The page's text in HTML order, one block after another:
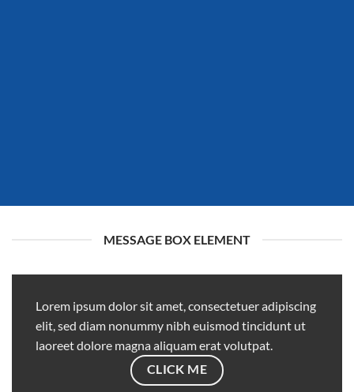
MESSAGE BOX ELEMENT
Lorem ipsum dolor sit amet, consectetuer adipiscing
elit, sed diam nonummy nibh euismod tincidunt ut
laoreet dolore magna aliquam erat volutpat.
CLICK ME